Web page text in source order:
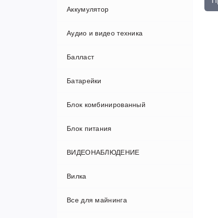
Аккумулятор
Аудио и видео техника
Аудио проигрыватели и колонки
Проекторы
Телевизоры
Балласт
Батарейки
Блок комбинированный
Блок питания
ВИДЕОНАБЛЮДЕНИЕ
Авторегистраторы
Видеорегистраторы
Вилка
Все для майнинга